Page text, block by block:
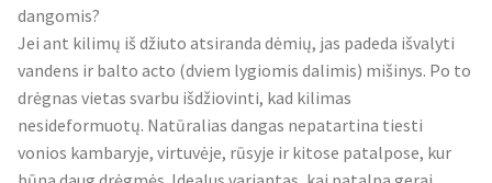
dangomis?
Jei ant kilimų iš džiuto atsiranda dėmių, jas padeda išvalyti
vandens ir balto acto (dviem lygiomis dalimis) mišinys. Po to
drėgnas vietas svarbu išdžiovinti, kad kilimas
nesideformuotų. Natūralias dangas nepatartina tiesti
vonios kambaryje, virtuvėje, rūsyje ir kitose patalpose, kur